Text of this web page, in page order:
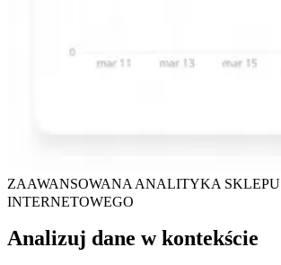
ZAAWANSOWANA ANALITYKA SKLEPU
INTERNETOWEGO
Analizuj dane w kontekście